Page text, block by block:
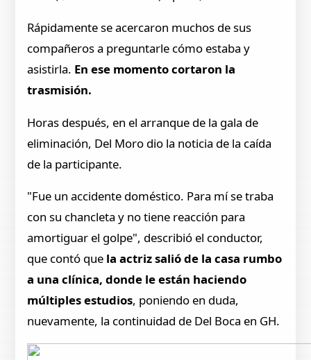
Rápidamente se acercaron muchos de sus
compañeros a preguntarle cómo estaba y
asistirla. En ese momento cortaron la
trasmisión.
Horas después, en el arranque de la gala de
eliminación, Del Moro dio la noticia de la caída
de la participante.
"Fue un accidente doméstico. Para mí se traba
con su chancleta y no tiene reacción para
amortiguar el golpe", describió el conductor,
que contó que la actriz salió de la casa rumbo
a una clínica, donde le están haciendo
múltiples estudios, poniendo en duda,
nuevamente, la continuidad de Del Boca en GH.